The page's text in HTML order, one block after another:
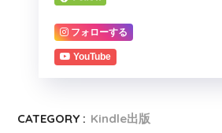
フォローする
YouTube
CATEGORY : Kindle出版